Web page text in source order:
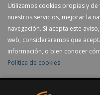
Utilizamos cookies propias y
nuestros servicios, mejorar la
navegación. Si acepta este
web, consideraremos que
información, o bien conocer
Política de cookies.